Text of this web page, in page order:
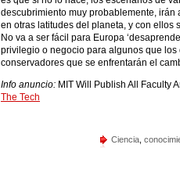
descubrimiento muy probablemente,
en otras latitudes del planeta, y con ellos
No va a ser fácil para Europa
privilegio o negocio para algunos que
conservadores que se enfrentarán el
Info anuncio: MIT Will Publish All
The Tech
Ciencia